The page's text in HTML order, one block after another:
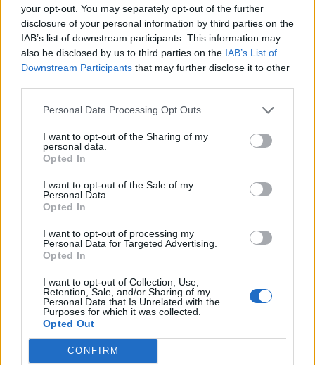
your opt-out. You may separately opt-out of the further
disclosure of your personal information by third parties on the
IAB’s list of downstream participants. This information may
also be disclosed by us to third parties on the IAB’s List of
Downstream Participants that may further disclose it to other
Personal Data Processing Opt Outs
I want to opt-out of the Sharing of my
personal data.
Opted In
I want to opt-out of the Sale of my
Personal Data.
Opted In
I want to opt-out of processing my
Personal Data for Targeted Advertising.
Opted In
I want to opt-out of Collection, Use,
Retention, Sale, and/or Sharing of my
Personal Data that Is Unrelated with the
Purposes for which it was collected.
Opted Out
CONFIRM
Τουρκία: «Δεν στοχεύει
κάποια συγκεκριμένη
χώρα η αμυντική
συμφωνία με Πακιστάν
και Σαουδική Αραβία»
Προκλήσεων
Αιγαίο από
8 παραβάσεις
ΔΙΑΦΗΜΙΣΗ